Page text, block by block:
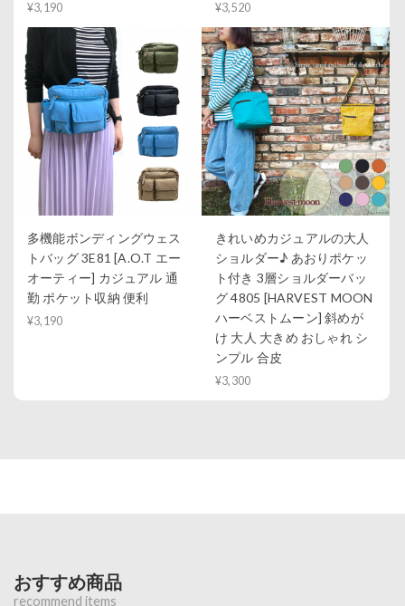
¥3,190 ¥3,520
多機能ボンディングウェス
トバッグ 3E81 [A.O.T エー
オーティー] カジュアル 通
勤 ポケット収納 便利
¥3,190
きれいめカジュアルの大人
ショルダー♪ あおりポケッ
ト付き 3層ショルダーバッ
グ 4805 [HARVEST MOON
ハーベストムーン] 斜めが
け 大人 大きめ おしゃれ シ
ンプル 合皮
¥3,300
おすすめ商品
recommend items